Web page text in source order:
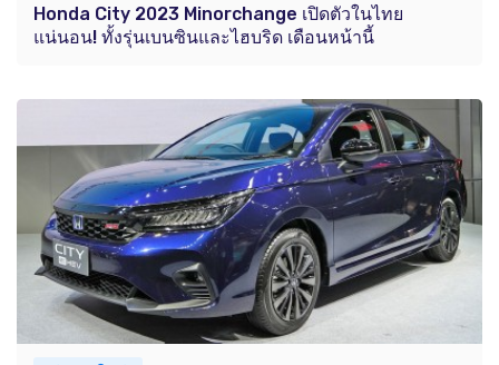
Honda City 2023 Minorchange เปิดตัวในไทย
แน่นอน! ทั้งรุ่นเบนซินและไฮบริด เดือนหน้านี้